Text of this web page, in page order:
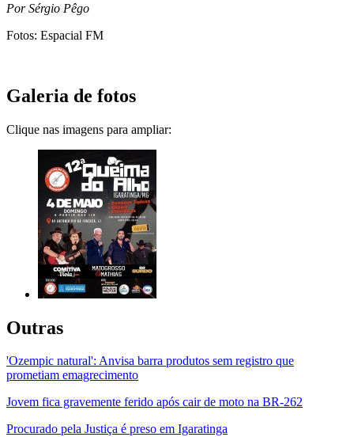
Por Sérgio Pêgo
Fotos: Espacial FM
Galeria de fotos
Clique nas imagens para ampliar:
Outras
'Ozempic natural': Anvisa barra produtos sem registro que
prometiam emagrecimento
Jovem fica gravemente ferido após cair de moto na BR-262
Procurado pela Justiça é preso em Igaratinga